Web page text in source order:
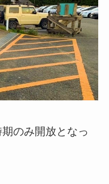
のみ開放となっ